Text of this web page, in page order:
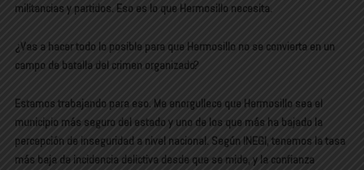
militancias y partidos. Eso es lo que Hermosillo necesita.
¿Vas a hacer todo lo posible para que Hermosillo no se convierta en un
campo de batalla del crimen organizado?
Estamos trabajando para eso. Me enorgullece que Hermosillo sea el
municipio más seguro del estado y uno de los que más ha bajado la
percepción de inseguridad a nivel nacional. Según INEGI, tenemos la tasa
más baja de incidencia delictiva desde que se mide, y la confianza